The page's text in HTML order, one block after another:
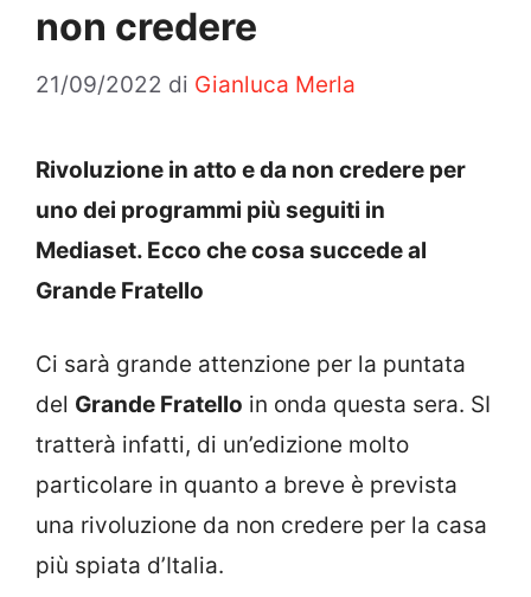
non credere
21/09/2022 di Gianluca Merla
Rivoluzione in atto e da non credere per
uno dei programmi più seguiti in
Mediaset. Ecco che cosa succede al
Grande Fratello
Ci sarà grande attenzione per la puntata
del Grande Fratello in onda questa sera. SI
tratterà infatti, di un’edizione molto
particolare in quanto a breve è prevista
una rivoluzione da non credere per la casa
più spiata d’Italia.